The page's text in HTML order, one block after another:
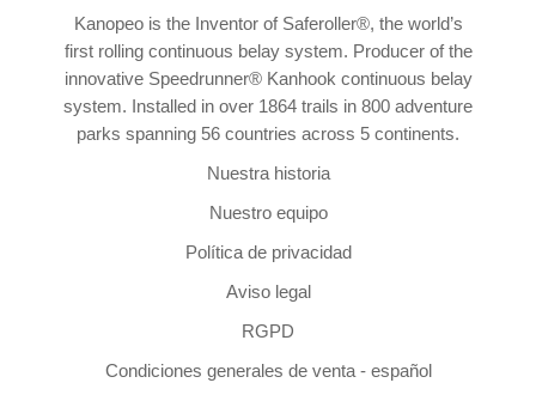
Kanopeo is the Inventor of Saferoller®, the world’s
first rolling continuous belay system. Producer of the
innovative Speedrunner® Kanhook continuous belay
system. Installed in over 1864 trails in 800 adventure
parks spanning 56 countries across 5 continents.
Nuestra historia
Nuestro equipo
Política de privacidad
Aviso legal
RGPD
Condiciones generales de venta - español